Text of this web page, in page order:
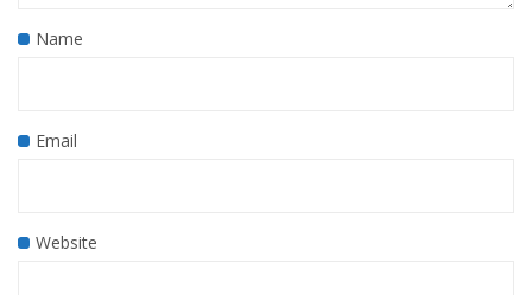
Name
Email
Website